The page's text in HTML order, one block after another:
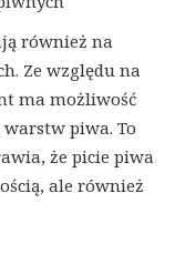
również na
Ze względu na
ma możliwość
piwa. To
że picie piwa
ale również